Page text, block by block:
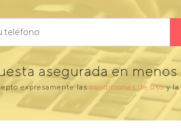
asegurada en menos
expresamente las condiciones de usoy la